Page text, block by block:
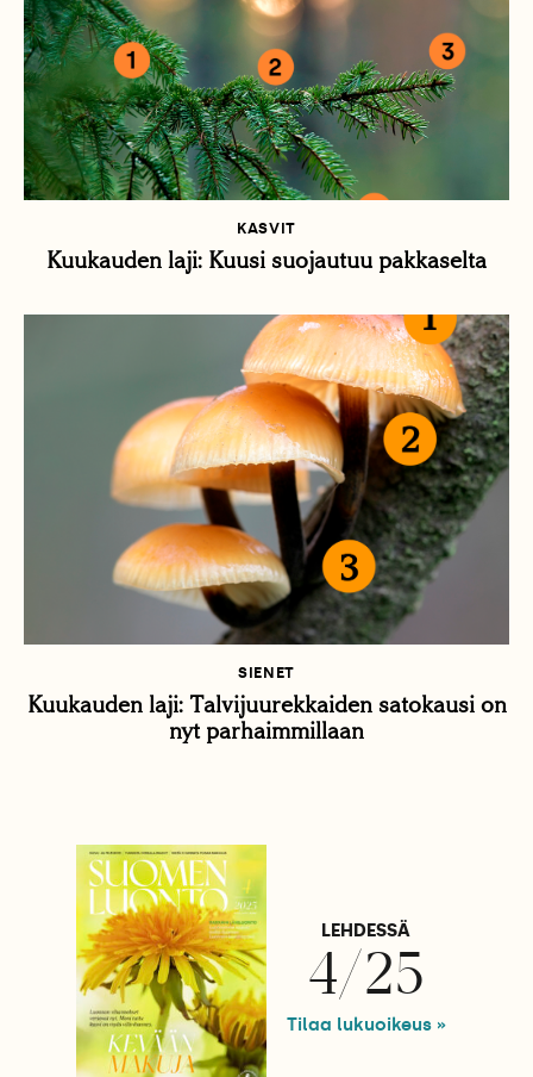
KASVIT
Kuukauden laji: Kuusi suojautuu pakkaselta
SIENET
Kuukauden laji: Talvijuurekkaiden satokausi on
nyt parhaimmillaan
LEHDESSÄ
4/25
Tilaa lukuoikeus »